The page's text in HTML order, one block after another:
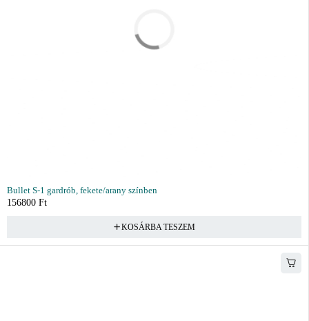
Bullet S-1 gardrób, fekete/arany színben
156800 Ft
KOSÁRBA TESZEM